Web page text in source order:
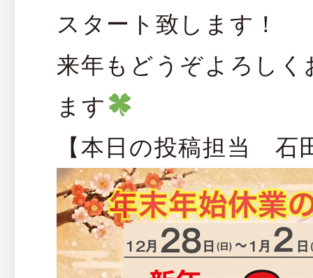
スタート致します！
来年もどうぞよろしく
ます
【本日の投稿担当 石